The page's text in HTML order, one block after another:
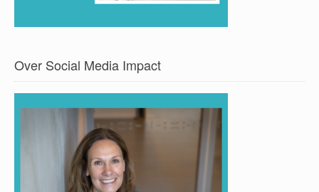
Over Social Media Impact